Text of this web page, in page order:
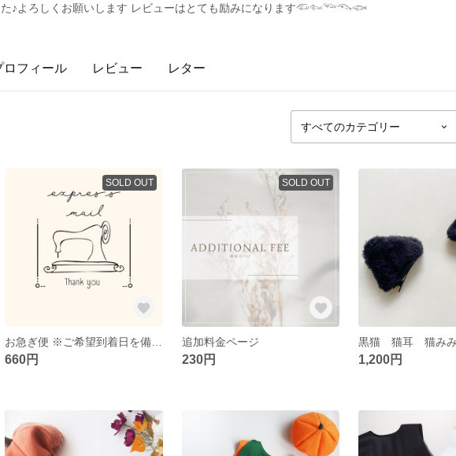
た♪よろしくお願いします レビューはとても励みになります𓆛𓆜𓆝𓆞𓆟
ロフィール レビュー レター
SOLD OUT
お急ぎ便 ※ご希望到着日を備考欄へ記入お願いします
660円
SOLD OUT
追加料金ページ
230円
黒猫 猫耳 猫み
1,200円